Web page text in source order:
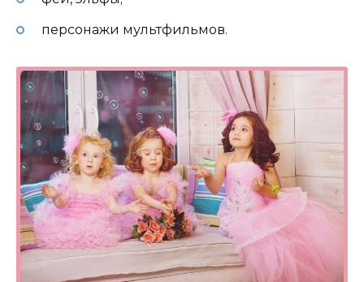
персонажи мультфильмов.